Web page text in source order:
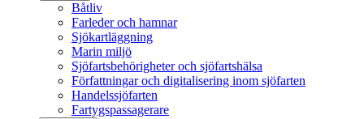
Båtliv
Farleder och hamnar
Sjökartläggning
Marin miljö
Sjöfartsbehörigheter och sjöfartshälsa
Författningar och digitalisering inom sjöfarten
Handelssjöfarten
Fartygspassagerare